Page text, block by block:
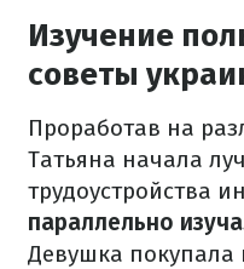
Изучение
советы
Проработав на
Татьяна начала
трудоустройства
параллельно
Девушка покупала